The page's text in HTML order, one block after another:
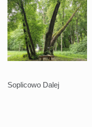
Soplicowo Dalej